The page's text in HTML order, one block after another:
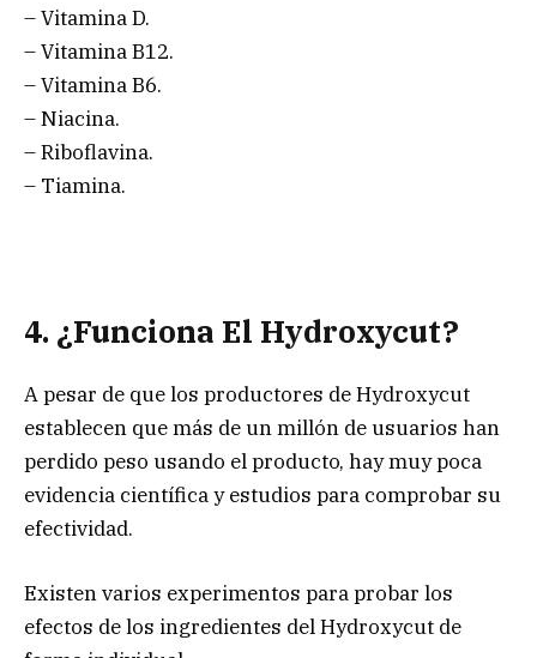
– Vitamina D.
– Vitamina B12.
– Vitamina B6.
– Niacina.
– Riboflavina.
– Tiamina.
4. ¿Funciona El Hydroxycut?
A pesar de que los productores de Hydroxycut
establecen que más de un millón de usuarios han
perdido peso usando el producto, hay muy poca
evidencia científica y estudios para comprobar su
efectividad.
Existen varios experimentos para probar los
efectos de los ingredientes del Hydroxycut de